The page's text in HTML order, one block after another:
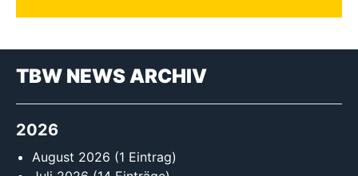
TBW NEWS ARCHIV
2026
August 2026 (1 Eintrag)